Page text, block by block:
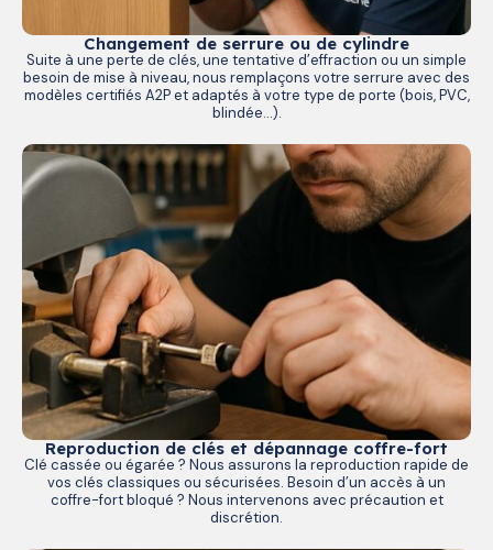
Changement de serrure ou de cylindre
Suite à une perte de clés, une tentative d’effraction ou un simple
besoin de mise à niveau, nous remplaçons votre serrure avec des
modèles certifiés A2P et adaptés à votre type de porte (bois, PVC,
blindée…).
Reproduction de clés et dépannage coffre-fort
Clé cassée ou égarée ? Nous assurons la reproduction rapide de
vos clés classiques ou sécurisées. Besoin d’un accès à un
coffre-fort bloqué ? Nous intervenons avec précaution et
discrétion.